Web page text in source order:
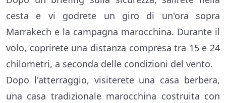
cesta e vi godrete un giro di un'ora sopra
Marrakech e la campagna marocchina. Durante il
volo, coprirete una distanza compresa tra 15 e 24
chilometri, a seconda delle condizioni del vento.
Dopo l'atterraggio, visiterete una casa berbera,
una casa tradizionale marocchina costruita con